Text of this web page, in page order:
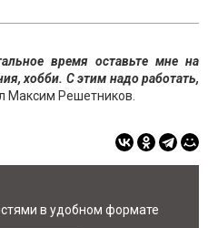
время оставьте мне на
хобби. С этим надо работать,
Максим Решетников.
в удобном формате